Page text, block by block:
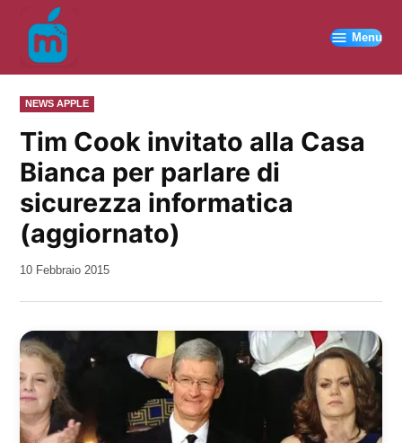
contenuto
Menu
PUBBLICATO
IN
NEWS APPLE
Tim Cook invitato alla Casa
Bianca per parlare di
sicurezza informatica
(aggiornato)
da
10 Febbraio 2015